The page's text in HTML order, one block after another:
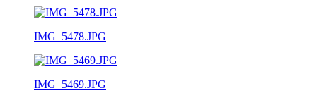
IMG_5478.JPG
IMG_5469.JPG